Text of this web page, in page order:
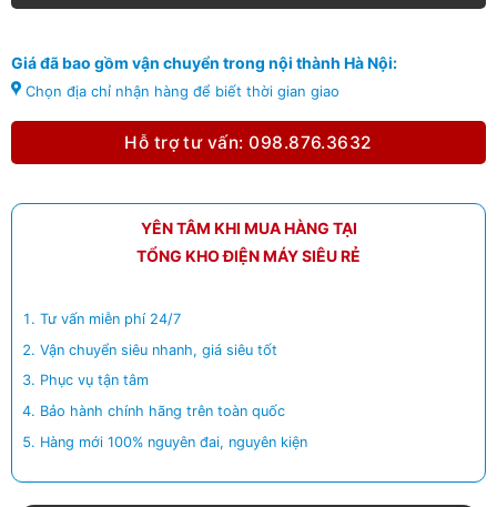
Giá đã bao gồm vận chuyển trong nội thành Hà Nội:
Chọn địa chỉ nhận hàng để biết thời gian giao
Hỗ trợ tư vấn: 098.876.3632
YÊN TÂM KHI MUA HÀNG TẠI
TỔNG KHO ĐIỆN MÁY SIÊU RẺ
Tư vấn miễn phí 24/7
Vận chuyển siêu nhanh, giá siêu tốt
Phục vụ tận tâm
Bảo hành chính hãng trên toàn quốc
Hàng mới 100% nguyên đai, nguyên kiện